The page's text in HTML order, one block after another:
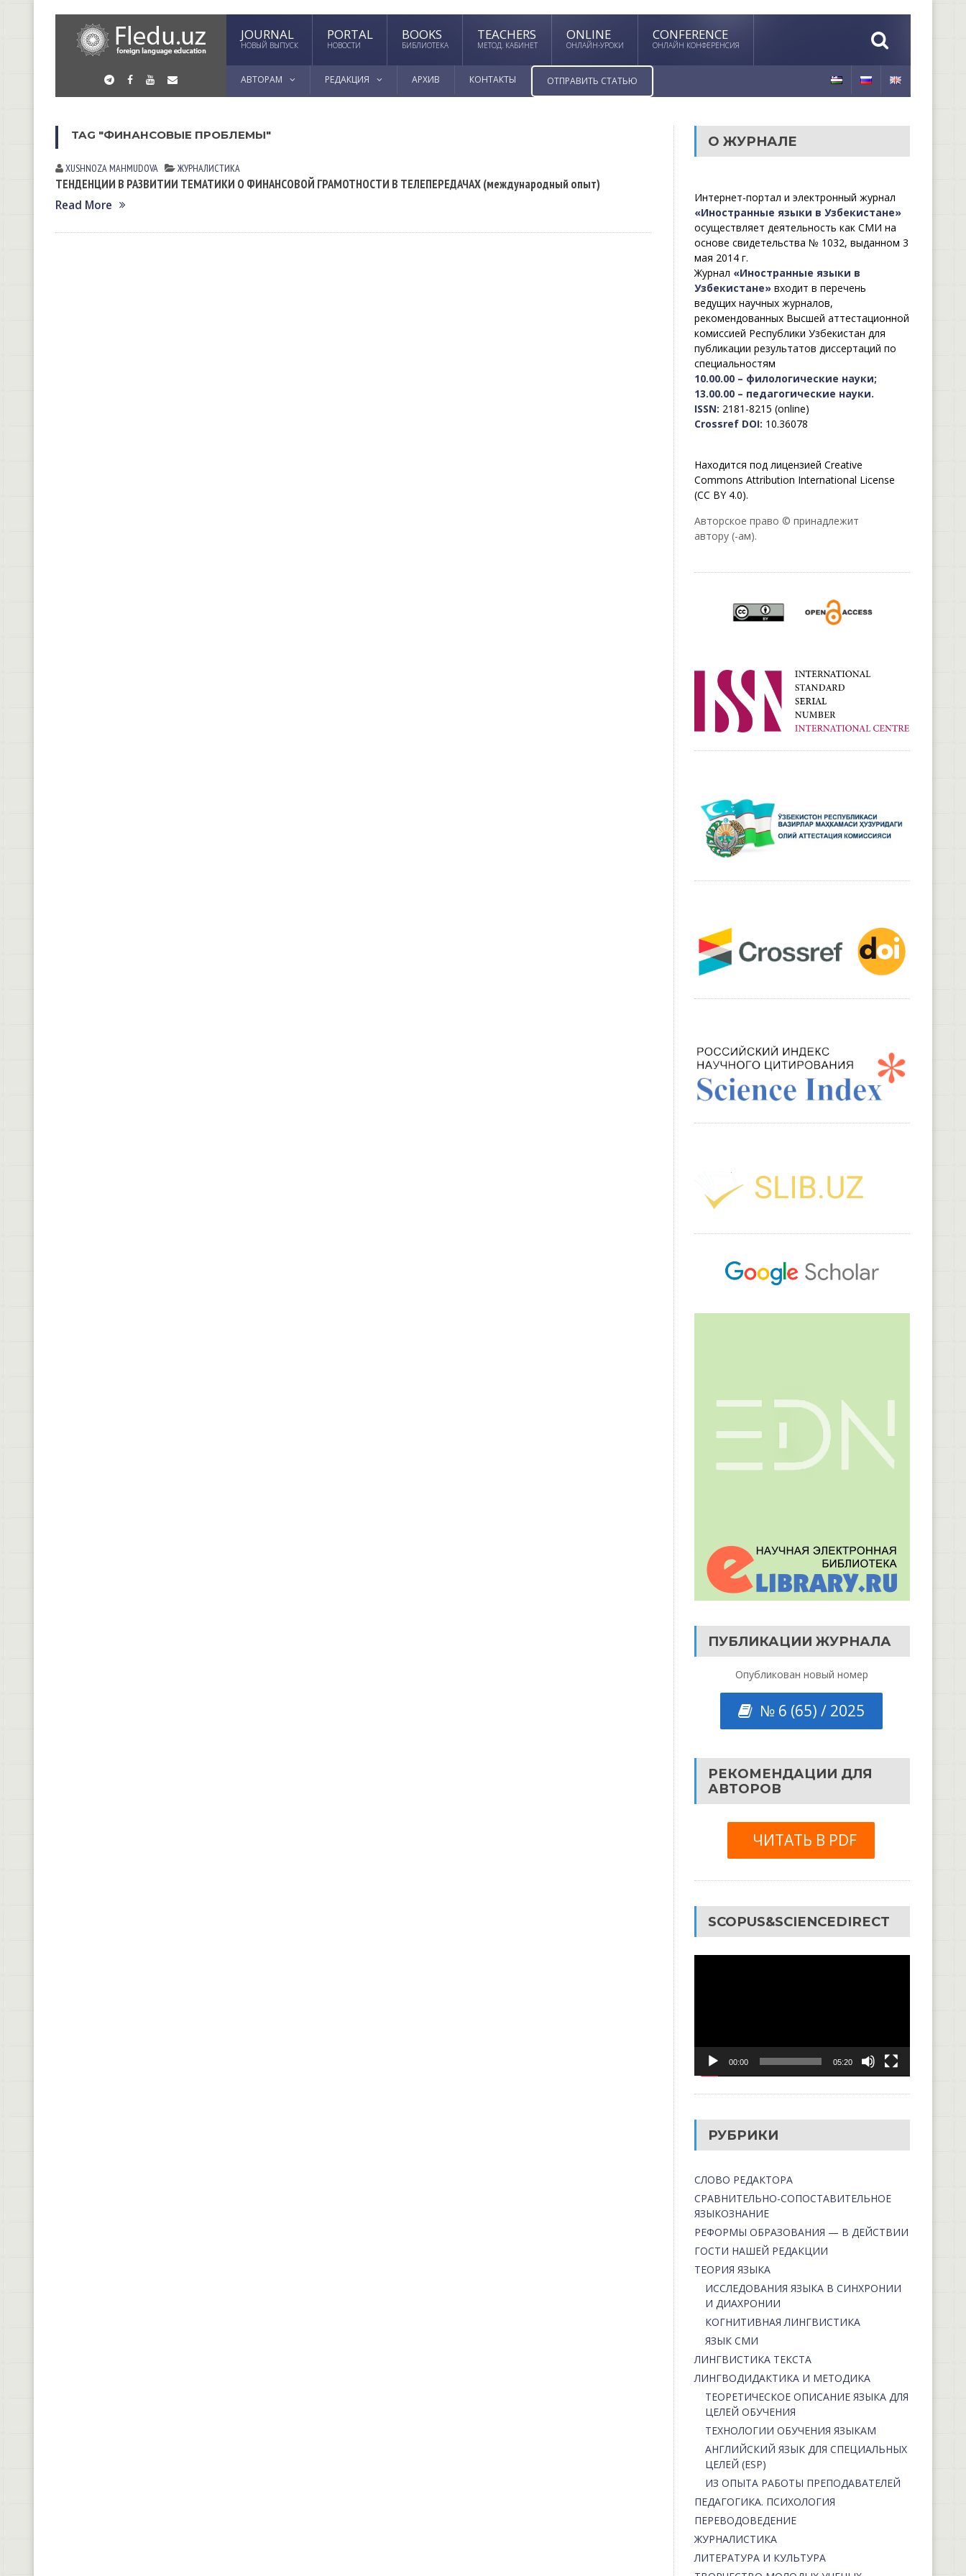
JOURNAL
НОВЫЙ ВЫПУСК
PORTAL
НОВОСТИ
BOOKS
БИБЛИОТЕКА
TEACHERS
МЕТОД. КАБИНЕТ
ONLINE
ОНЛАЙН-УРОКИ
CONFERENCE
ОНЛАЙН КОНФЕРЕНСИЯ
АВТОРАМ РЕДАКЦИЯ АРХИВ КОНТАКТЫ ОТПРАВИТЬ СТАТЬЮ
TAG "ФИНАНСОВЫЕ ПРОБЛЕМЫ"
XUSHNOZA MAHMUDOVA ЖУРНАЛИСТИКА
ТЕНДЕНЦИИ В РАЗВИТИИ ТЕМАТИКИ О ФИНАНСОВОЙ ГРАМОТНОСТИ В ТЕЛЕПЕРЕДАЧАХ (международный опыт)
Read More
О ЖУРНАЛЕ
Интернет-портал и электронный журнал
«Иностранные языки в Узбекистане»
осуществляет деятельность как СМИ на
основе свидетельства № 1032, выданном 3
мая 2014 г.
Журнал «Иностранные языки в
Узбекистане»входит в перечень
ведущих научных журналов,
рекомендованных Высшей аттестационной
комиссией Республики Узбекистан для
публикации результатов диссертаций по
специальностям
10.00.00 – филологические науки;
13.00.00 – педагогические науки.
ISSN: 2181-8215 (online)
Crossref DOI: 10.36078
Находится под лицензией Creative
Commons Attribution International License
(CC BY 4.0).
Авторское право © принадлежит
автору (-ам).
ПУБЛИКАЦИИ ЖУРНАЛА
Опубликован новый номер
№ 6 (65) / 2025
РЕКОМЕНДАЦИИ ДЛЯ
АВТОРОВ
ЧИТАТЬ В PDF
SCOPUS&SCIENCEDIRECT
00:00 05:20
РУБРИКИ
СЛОВО РЕДАКТОРА
СРАВНИТЕЛЬНО-СОПОСТАВИТЕЛЬНОЕ
ЯЗЫКОЗНАНИЕ
РЕФОРМЫ ОБРАЗОВАНИЯ — В ДЕЙСТВИИ
ГОСТИ НАШЕЙ РЕДАКЦИИ
ТЕОРИЯ ЯЗЫКА
ИССЛЕДОВАНИЯ ЯЗЫКА В СИНХРОНИИ
И ДИАХРОНИИ
КОГНИТИВНАЯ ЛИНГВИСТИКА
ЯЗЫК СМИ
ЛИНГВИСТИКА ТЕКСТА
ЛИНГВОДИДАКТИКА И МЕТОДИКА
ТЕОРЕТИЧЕСКОЕ ОПИСАНИЕ ЯЗЫКА ДЛЯ
ЦЕЛЕЙ ОБУЧЕНИЯ
ТЕХНОЛОГИИ ОБУЧЕНИЯ ЯЗЫКАМ
АНГЛИЙСКИЙ ЯЗЫК ДЛЯ СПЕЦИАЛЬНЫХ
ЦЕЛЕЙ (ESP)
ИЗ ОПЫТА РАБОТЫ ПРЕПОДАВАТЕЛЕЙ
ПЕДАГОГИКА. ПСИХОЛОГИЯ
ПЕРЕВОДОВЕДЕНИЕ
ЖУРНАЛИСТИКА
ЛИТЕРАТУРА И КУЛЬТУРА